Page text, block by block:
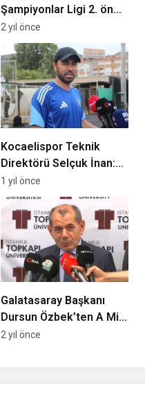
Şampiyonlar Ligi 2. ön
eleme turundaki rakibi
belli oldu
2 yıl önce
Kocaelispor Teknik
Direktörü Selçuk İnan:
“Çok sıkıntılı bir
dönemdeyiz”
1 yıl önce
Galatasaray Başkanı
Dursun Özbek’ten A Milli
Takım yorumu: “Şimdi
2 yıl önce